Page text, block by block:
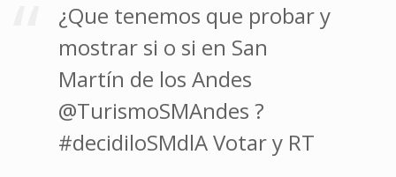
¿Que tenemos que probar y
mostrar si o si en San
Martín de los Andes
@TurismoSMAndes ?
#decidiloSMdlA Votar y RT